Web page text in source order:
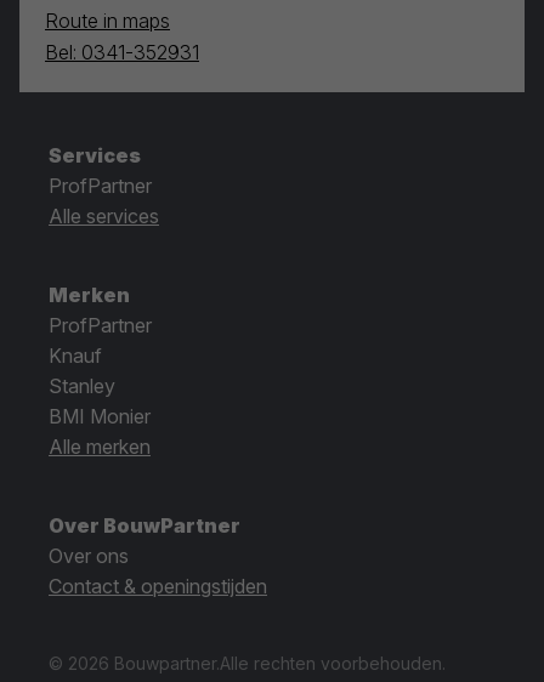
Route in maps
Bel: 0341-352931
Services
ProfPartner
Alle services
Merken
ProfPartner
Knauf
Stanley
BMI Monier
Alle merken
Over BouwPartner
Over ons
Contact & openingstijden
© 2026 Bouwpartner.Alle rechten voorbehouden.